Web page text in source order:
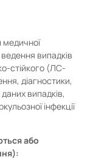
медичної
випадків
стійкого (ЛС-
діагностики,
випадків,
інфекції
або